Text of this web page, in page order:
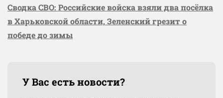
Сводка СВО: Российские войска взяли два посёлка
в Харьковской области, Зеленский грезит о
победе до зимы
У Вас есть новости?